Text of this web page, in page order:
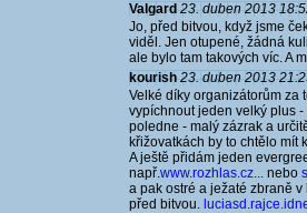
Valgard 23. duben 2013
Jo, před bitvou, když jsme
viděl. Jen otupené, žádná
ale bylo tam takových víc. A
kourish 23. duben 2013
Velké díky organizátorům za
vypíchnout jeden velký plus
poledne - malý zázrak a
křižovatkách by to chtělo mít
A ještě přidám jeden
např.www.rozhlas.cz... nebo
a pak ostré a ježaté zbraně
před bitvou.